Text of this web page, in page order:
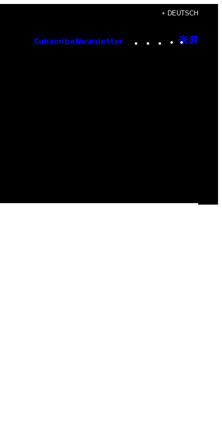
+ DEUTSCH
Subscribe Newsletter Instagram
TikTok
YouTube
Google